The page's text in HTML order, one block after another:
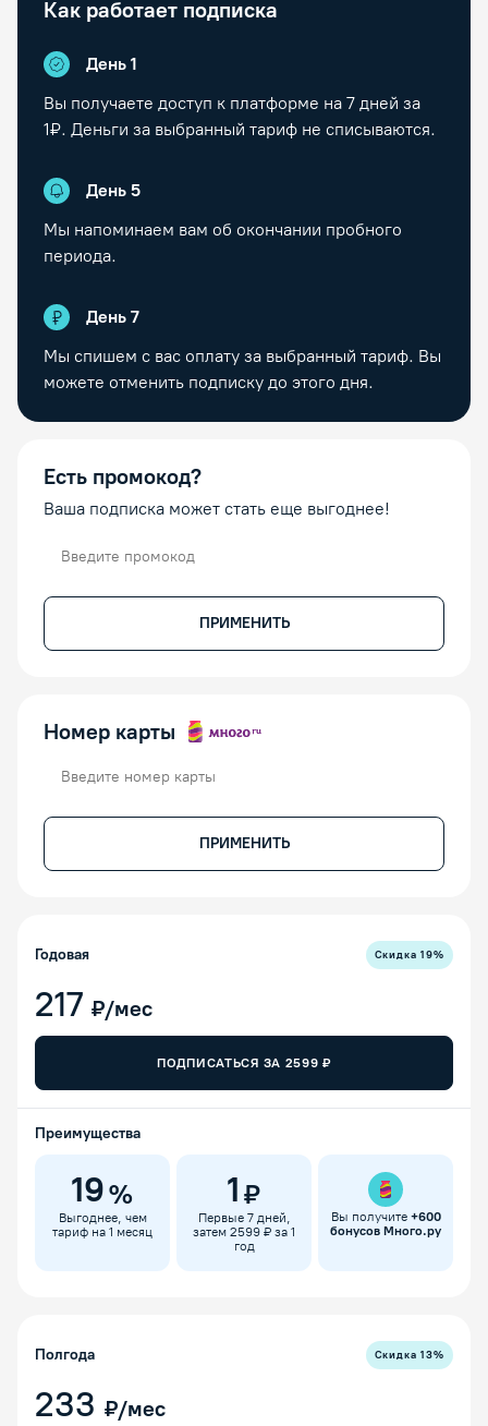
Как работает подписка
День 1
Вы получаете доступ к платформе на 7 дней за
1₽. Деньги за выбранный тариф не списываются.
День 5
Мы напоминаем вам об окончании пробного
периода.
День 7
Мы спишем с вас оплату за выбранный тариф. Вы
можете отменить подписку до этого дня.
Есть промокод?
Ваша подписка может стать еще выгоднее!
ПРИМЕНИТЬ
Номер карты
ПРИМЕНИТЬ
Годовая Скидка19%
217 ₽/мес
ПОДПИСАТЬСЯ ЗА 2599 ₽
Преимущества
19%
Выгоднее, чем
тариф на 1 месяц
1 ₽
Первые 7 дней,
затем 2599 ₽ за 1
год
Вы получите +600
бонусов Много.ру
Полгода Скидка13%
233 ₽/мес